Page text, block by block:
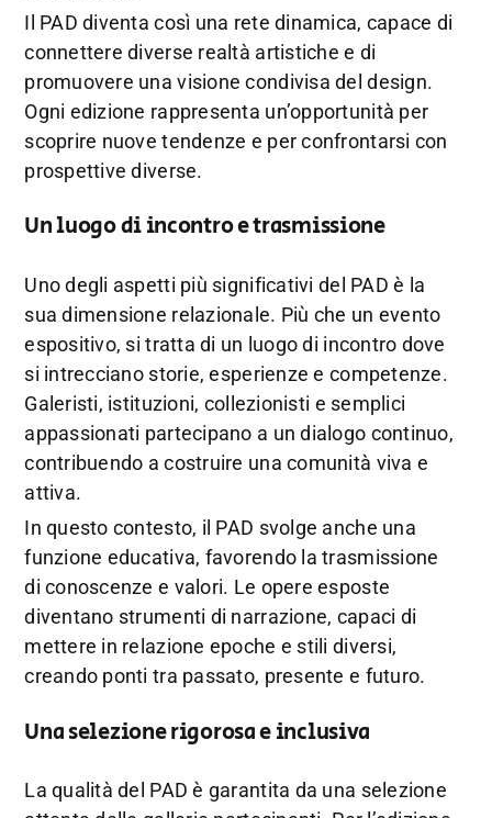
Il PAD diventa così una rete dinamica, capace di
connettere diverse realtà artistiche e di
promuovere una visione condivisa del design.
Ogni edizione rappresenta un’opportunità per
scoprire nuove tendenze e per confrontarsi con
prospettive diverse.
Un luogo di incontro e trasmissione
Uno degli aspetti più significativi del PAD è la
sua dimensione relazionale. Più che un evento
espositivo, si tratta di un luogo di incontro dove
si intrecciano storie, esperienze e competenze.
Galeristi, istituzioni, collezionisti e semplici
appassionati partecipano a un dialogo continuo,
contribuendo a costruire una comunità viva e
attiva.
In questo contesto, il PAD svolge anche una
funzione educativa, favorendo la trasmissione
di conoscenze e valori. Le opere esposte
diventano strumenti di narrazione, capaci di
mettere in relazione epoche e stili diversi,
creando ponti tra passato, presente e futuro.
Una selezione rigorosa e inclusiva
La qualità del PAD è garantita da una selezione